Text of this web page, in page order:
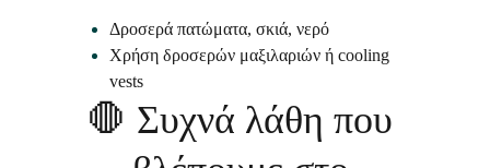
Δροσερά πατώματα, σκιά, νερό
Χρήση δροσερών μαξιλαριών ή cooling
vests
🛑 Συχνά λάθη που